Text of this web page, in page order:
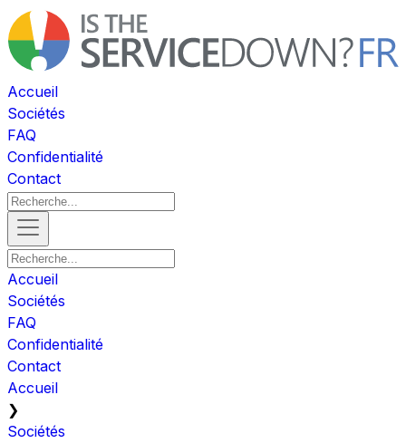
Accueil
Sociétés
FAQ
Confidentialité
Contact
Accueil
Sociétés
FAQ
Confidentialité
Contact
Accueil
❯
Sociétés